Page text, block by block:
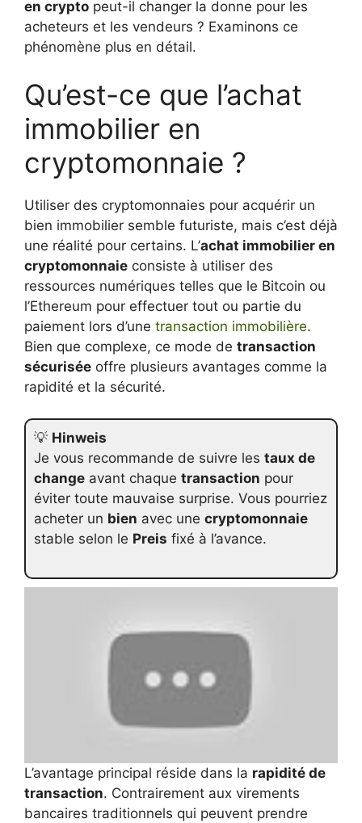
en crypto peut-il changer la donne pour les
acheteurs et les vendeurs ? Examinons ce
phénomène plus en détail.
Qu’est-ce que l’achat
immobilier en
cryptomonnaie ?
Utiliser des cryptomonnaies pour acquérir un
bien immobilier semble futuriste, mais c’est déjà
une réalité pour certains. L’achat immobilier en
cryptomonnaie consiste à utiliser des
ressources numériques telles que le Bitcoin ou
l’Ethereum pour effectuer tout ou partie du
paiement lors d’une transaction immobilière.
Bien que complexe, ce mode de transaction
sécurisée offre plusieurs avantages comme la
rapidité et la sécurité.
💡 Hinweis
Je vous recommande de suivre les taux de
change avant chaque transaction pour
éviter toute mauvaise surprise. Vous pourriez
acheter un bien avec une cryptomonnaie
stable selon le Preis fixé à l’avance.
L’avantage principal réside dans la rapidité de
transaction. Contrairement aux virements
bancaires traditionnels qui peuvent prendre